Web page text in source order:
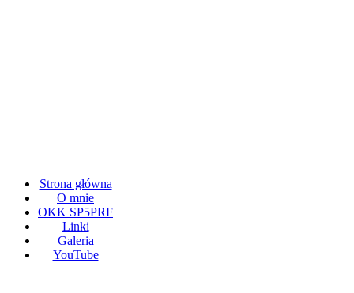
Strona główna
O mnie
OKK SP5PRF
Linki
Galeria
YouTube